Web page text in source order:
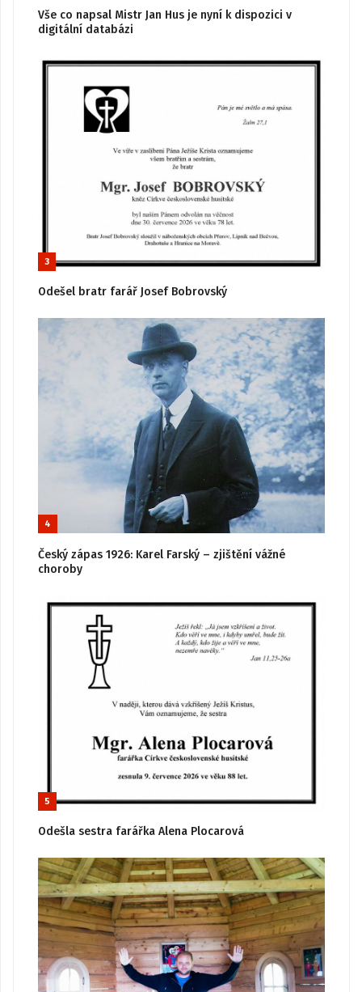
Vše co napsal Mistr Jan Hus je nyní k dispozici v
digitální databázi
3
Odešel bratr farář Josef Bobrovský
4
Český zápas 1926: Karel Farský – zjištění vážné
choroby
5
Odešla sestra farářka Alena Plocarová